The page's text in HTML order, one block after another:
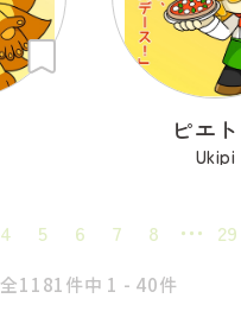
ピエ
Ukipi
4 5 6 7 8 29
全1181件中 1 - 40件